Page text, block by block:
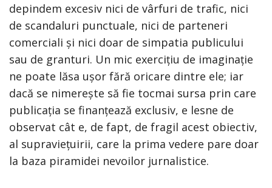
depindem excesiv nici de vârfuri de trafic, nici
de scandaluri punctuale, nici de parteneri
comerciali și nici doar de simpatia publicului
sau de granturi. Un mic exercițiu de imaginație
ne poate lăsa ușor fără oricare dintre ele; iar
dacă se nimerește să fie tocmai sursa prin care
publicația se finanțează exclusiv, e lesne de
observat cât e, de fapt, de fragil acest obiectiv,
al supraviețuirii, care la prima vedere pare doar
la baza piramidei nevoilor jurnalistice.